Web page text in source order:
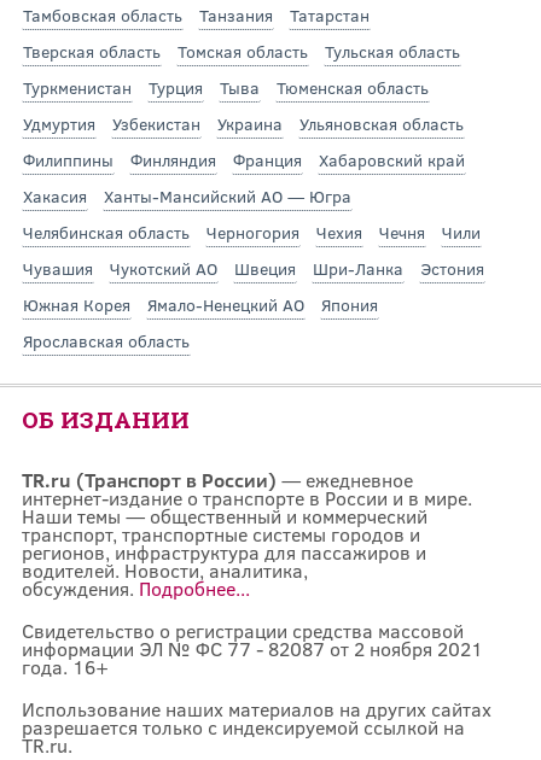
Тамбовская область
Танзания
Татарстан
Тверская область
Томская область
Тульская область
Туркменистан
Турция Тыва
Тюменская область
Удмуртия
Узбекистан Украина
Ульяновская область
Филиппины
Финляндия Франция
Хабаровский край
Хакасия
Ханты-Мансийский АО — Югра
Челябинская область
Черногория Чехия Чечня
Чили
Чувашия
Чукотский АО Швеция Шри-Ланка
Эстония
Южная Корея
Ямало-Ненецкий АО
Япония
Ярославская область
ОБ ИЗДАНИИ
TR.ru (Транспорт в России) — ежедневное
интернет-издание о транспорте в России и в мире.
Наши темы — общественный и коммерческий
транспорт, транспортные системы городов и
регионов, инфраструктура для пассажиров и
водителей. Новости, аналитика,
обсуждения. Подробнее...
Свидетельство о регистрации средства массовой
информации ЭЛ № ФС 77 - 82087 от 2 ноября 2021
года. 16+
Использование наших материалов на других сайтах
разрешается только с индексируемой ссылкой на
TR.ru.